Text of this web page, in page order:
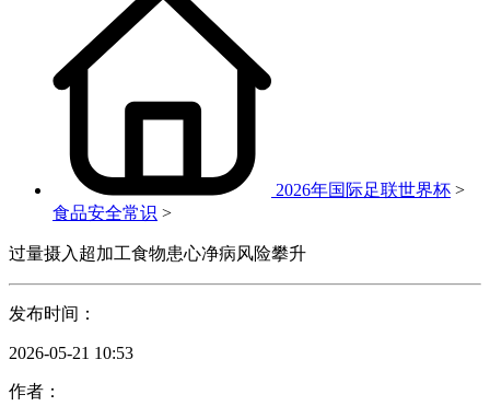
2026年国际足联世界杯 >
食品安全常识 >
过量摄入超加工食物患心净病风险攀升
发布时间：
2026-05-21 10:53
作者：